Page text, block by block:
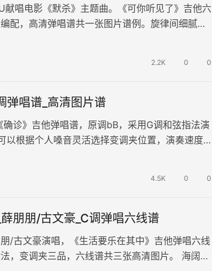
献唱电影《默杀》主题曲。《可你听见了》吉他六
配，高清弹唱谱共一张图片谱例。旋律间细腻勾
2.2K 0 0
弹唱谱_高清图片谱
诊》吉他弹唱谱，原调bB，采用G调和弦指法演
以根据个人嗓音灵活选择变调夹位置，演奏速度
4.5K 0 0
朋朋/古文豪_C调弹唱六线谱
/古文豪演唱，《生活要乐在其中》吉他弹唱六线
，变调夹三品，六线谱共三张高清图片。 海阔天